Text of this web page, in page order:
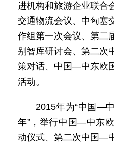
进机构和旅游企业联合
交通物流会议、中匈塞
作组第一次会议、第二
别智库研讨会、第二
策对话、中国—中东欧
活动。
2015年为“中国—
年”，举行中国—中东
动仪式、第二次中国—